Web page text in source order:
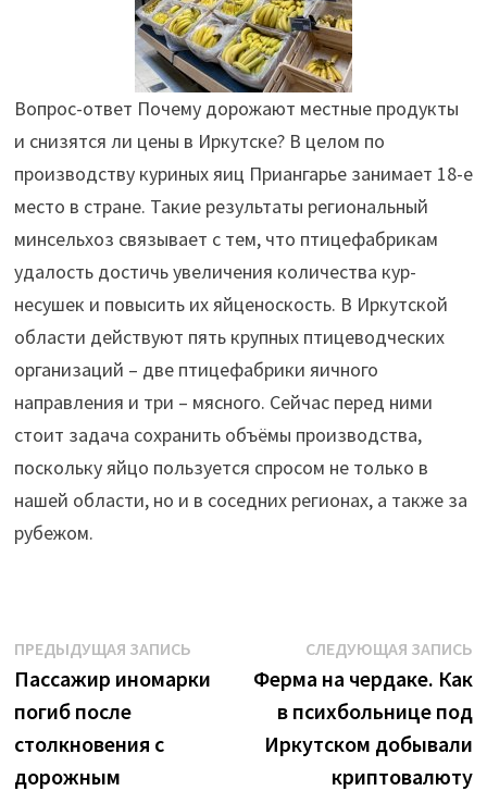
Вопрос-ответ Почему дорожают местные продукты
и снизятся ли цены в Иркутске? В целом по
производству куриных яиц Приангарье занимает 18-е
место в стране. Такие результаты региональный
минсельхоз связывает с тем, что птицефабрикам
удалость достичь увеличения количества кур-
несушек и повысить их яйценоскость. В Иркутской
области действуют пять крупных птицеводческих
организаций – две птицефабрики яичного
направления и три – мясного. Сейчас перед ними
стоит задача сохранить объёмы производства,
поскольку яйцо пользуется спросом не только в
нашей области, но и в соседних регионах, а также за
рубежом.
Навигация
по
записям
ПРЕДЫДУЩАЯ ЗАПИСЬПредыдущая
запись:
Пассажир иномарки
погиб после
столкновения с
дорожным
СЛЕДУЮЩАЯ ЗАПИСЬ
Ферма на чердаке. Как
в психбольнице под
Иркутском добывали
криптовалюту